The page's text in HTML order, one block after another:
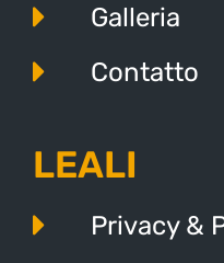
Galleria
Contatto
LEALI
Privacy &